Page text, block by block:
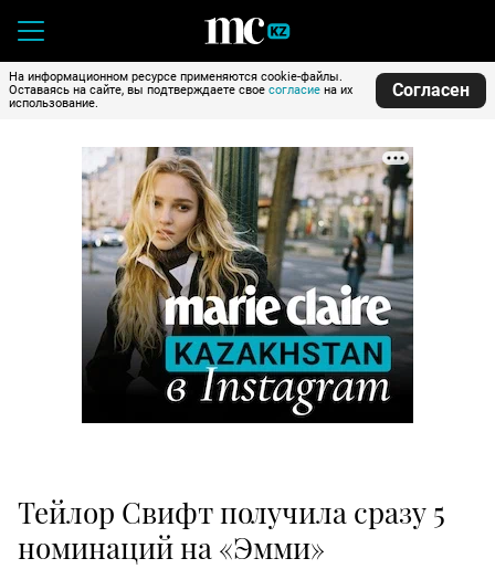
На информационном ресурсе применяются cookie-файлы.
Оставаясь на сайте, вы подтверждаете свое согласие на их
использование.
Согласен
Тейлор Свифт получила сразу 5
номинаций на «Эмми»